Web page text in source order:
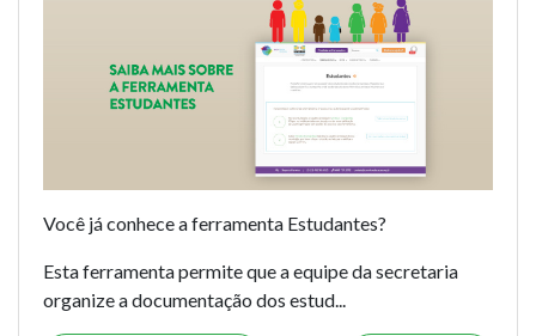
Você já conhece aferramenta Estudantes?
Esta ferramenta permite que a equipe da secretaria
organize a documentação dos estud...